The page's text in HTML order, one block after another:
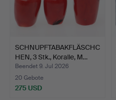
SCHNUPFTABAKFLÄSCHC
HEN, 3 Stk., Koralle, M…
Beendet 9. Jul 2026
20 Gebote
275 USD